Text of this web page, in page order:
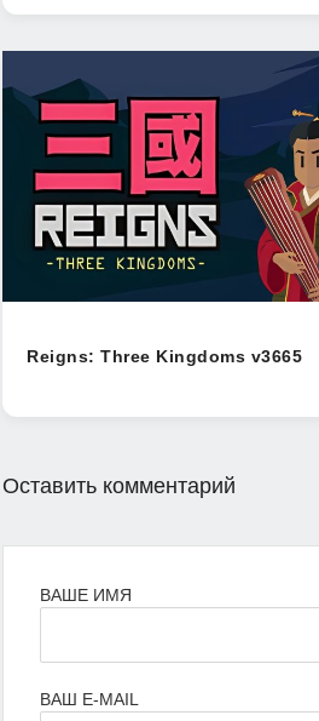
Reigns: Three Kingdoms v3665
Оставить комментарий
ВАШЕ ИМЯ
ВАШ E-MAIL